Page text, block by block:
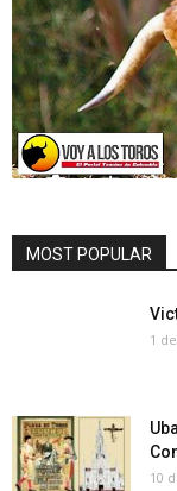
MOST POPULAR
1
10